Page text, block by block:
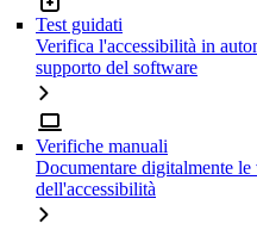
Test guidati
Verifica l'accessibilità in
supporto del software
Verifiche manuali
Documentare digitalmente
dell'accessibilità